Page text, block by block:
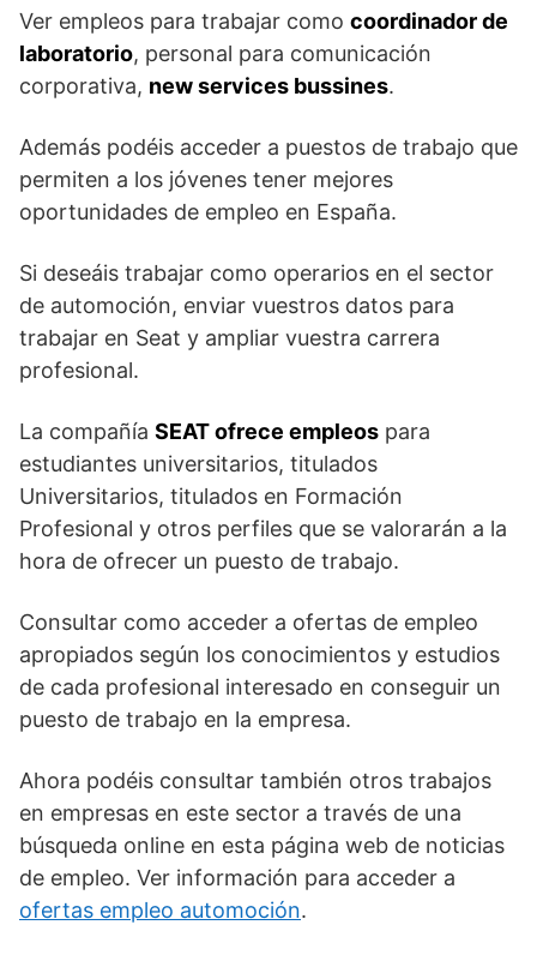
Ver empleos para trabajar como coordinador de
laboratorio, personal para comunicación
corporativa, new services bussines.
Además podéis acceder a puestos de trabajo que
permiten a los jóvenes tener mejores
oportunidades de empleo en España.
Si deseáis trabajar como operarios en el sector
de automoción, enviar vuestros datos para
trabajar en Seat y ampliar vuestra carrera
profesional.
La compañía SEAT ofrece empleos para
estudiantes universitarios, titulados
Universitarios, titulados en Formación
Profesional y otros perfiles que se valorarán a la
hora de ofrecer un puesto de trabajo.
Consultar como acceder a ofertas de empleo
apropiados según los conocimientos y estudios
de cada profesional interesado en conseguir un
puesto de trabajo en la empresa.
Ahora podéis consultar también otros trabajos
en empresas en este sector a través de una
búsqueda online en esta página web de noticias
de empleo. Ver información para acceder a
ofertas empleo automoción.